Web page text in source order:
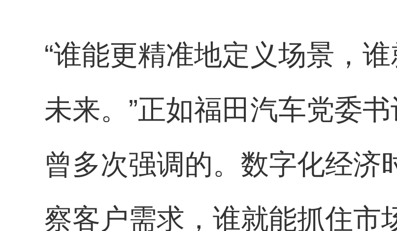
“谁能更精准地定义场景，
未来。”正如福田汽车党委
曾多次强调的。数字化经济
察客户需求，谁就能抓住市